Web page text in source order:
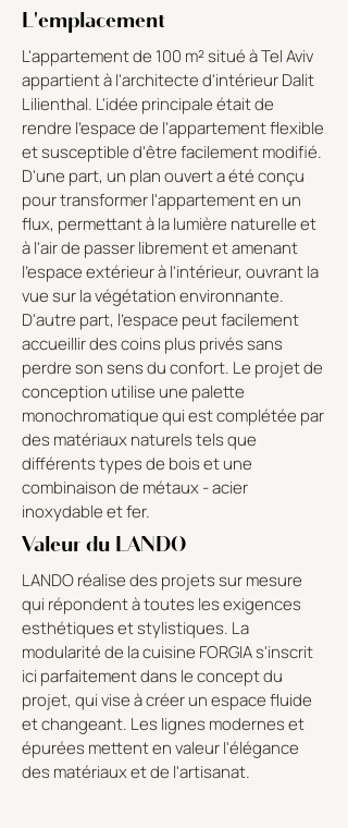
L'emplacement
L'appartement de 100 m² situé à Tel Aviv
appartient à l'architecte d'intérieur Dalit
Lilienthal. L'idée principale était de
rendre l'espace de l'appartement flexible
et susceptible d'être facilement modifié.
D'une part, un plan ouvert a été conçu
pour transformer l'appartement en un
flux, permettant à la lumière naturelle et
à l'air de passer librement et amenant
l'espace extérieur à l'intérieur, ouvrant la
vue sur la végétation environnante.
D'autre part, l'espace peut facilement
accueillir des coins plus privés sans
perdre son sens du confort. Le projet de
conception utilise une palette
monochromatique qui est complétée par
des matériaux naturels tels que
différents types de bois et une
combinaison de métaux - acier
inoxydable et fer.
Valeur du LANDO
LANDO réalise des projets sur mesure
qui répondent à toutes les exigences
esthétiques et stylistiques. La
modularité de la cuisine FORGIA s'inscrit
ici parfaitement dans le concept du
projet, qui vise à créer un espace fluide
et changeant. Les lignes modernes et
épurées mettent en valeur l'élégance
des matériaux et de l'artisanat.